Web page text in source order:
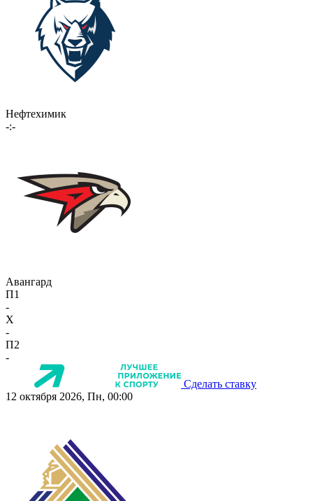
Нефтехимик
-:-
Авангард
П1
-
X
-
П2
-
Сделать ставку
12 октября 2026, Пн, 00:00